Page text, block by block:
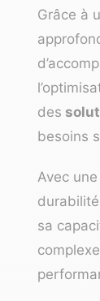
Grâce à
des
besoins
Avec
sa